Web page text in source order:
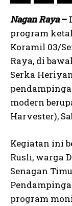
Nagan Raya–
program
Koramil 03/
Raya, di
Serka
modern
Harvester),
Kegiatan ini
Rusli, warga
Senagan
program